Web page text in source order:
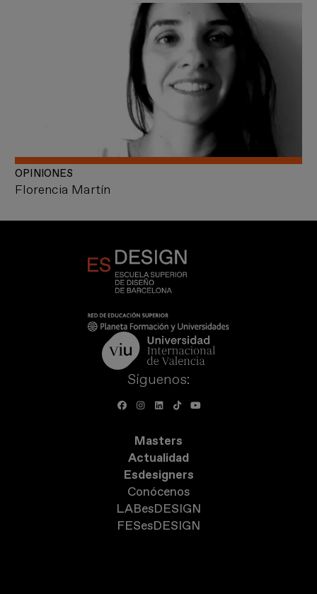
Florencia Martín
OPINIONES
Síguenos:
Masters
Actualidad
Esdesigners
Conócenos
LABesDESIGN
FESesDESIGN